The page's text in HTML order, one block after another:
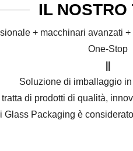
IL NOSTRO
+ macchinari avanzati
One-Stop
Soluzione di imballaggio
di prodotti di qualità,
Glass Packaging è